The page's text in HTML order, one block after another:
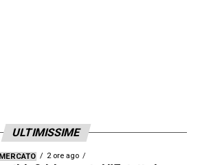
ULTIMISSIME
2 ore ago